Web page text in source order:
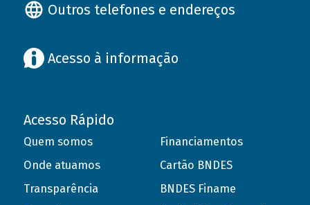
Outros telefones e endereços
Acesso à informação
Acesso Rápido
Quem somos
Onde atuamos
Transparência
Financiamentos
Cartão BNDES
BNDES Finame